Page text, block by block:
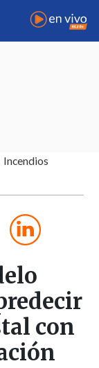
Incendios
con